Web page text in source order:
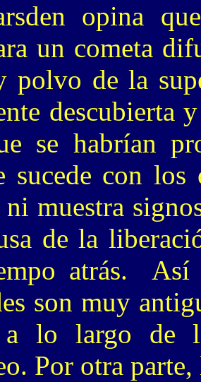
opina
un cometa
polvo de la
descubierta
se habrían
sucede con los
muestra
de la
atrás.
son muy
a lo largo de
Por otra